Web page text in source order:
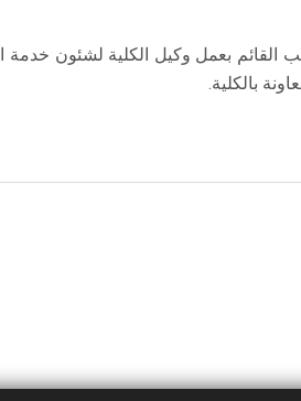
القائم بعمل وكيل الكلية لشئون خدمة
بالكلية.